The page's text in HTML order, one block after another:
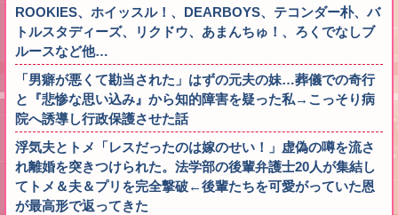
ROOKIES、ホイッスル！、DEARBOYS、テコンダー朴、バ
トルスタディーズ、リクドウ、あまんちゅ！、ろくでなしブ
ルースなど他…
「男癖が悪くて勘当された」はずの元夫の妹…葬儀での奇行
と『悲惨な思い込み』から知的障害を疑った私→こっそり病
院へ誘導し行政保護させた話
浮気夫とトメ「レスだったのは嫁のせい！」虚偽の噂を流さ
れ離婚を突きつけられた。法学部の後輩弁護士20人が集結し
てトメ＆夫＆プリを完全撃破←後輩たちを可愛がっていた恩
が最高形で返ってきた